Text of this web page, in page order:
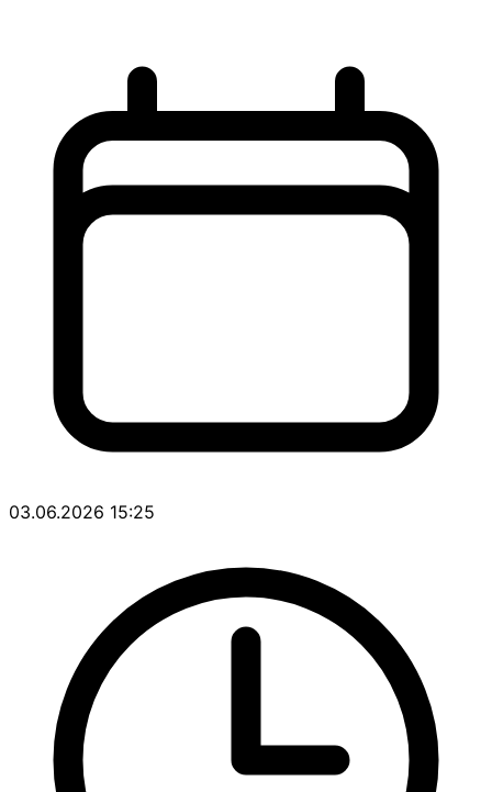
03.06.2026 15:25